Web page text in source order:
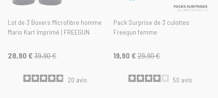
Lot de 3 Boxers Microfibre homme
Mario Kart Imprimé | FREEGUN
28,90 € 39,90 €
20 avis
Pack Surprise de 3 culottes
Freegun femme
19,90 € 29,90 €
50 avis